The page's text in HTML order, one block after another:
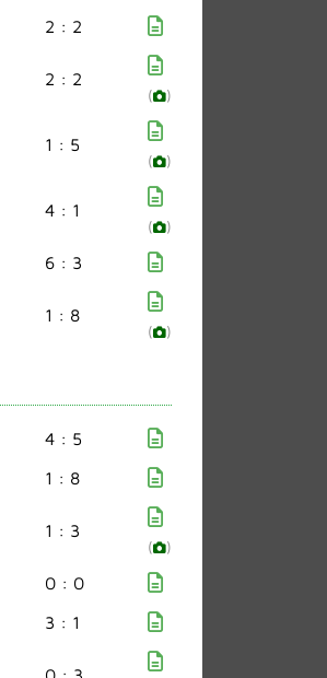
2 : 2
2 : 2
( )
1 : 5
( )
4 : 1
( )
6 : 3
1 : 8
( )
4 : 5
1 : 8
1 : 3
( )
0 : 0
3 : 1